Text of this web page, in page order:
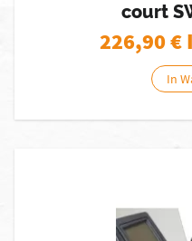
court
226,90€
In